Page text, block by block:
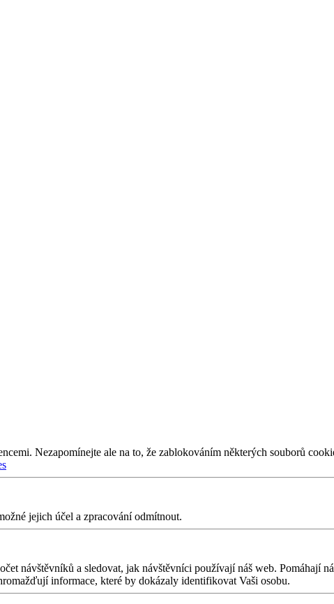
Nezapomínejte ale na to, že zablokováním některých souborů
jejich účel a zpracování odmítnout.
návštěvníků a sledovat, jak návštěvníci používají náš web. Pomáhají
informace, které by dokázaly identifikovat Vaši osobu.